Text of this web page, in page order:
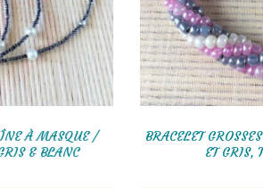
CORDON LUNETTES / CHAÎNE À
COLLIER / BRACELET, GRIS &